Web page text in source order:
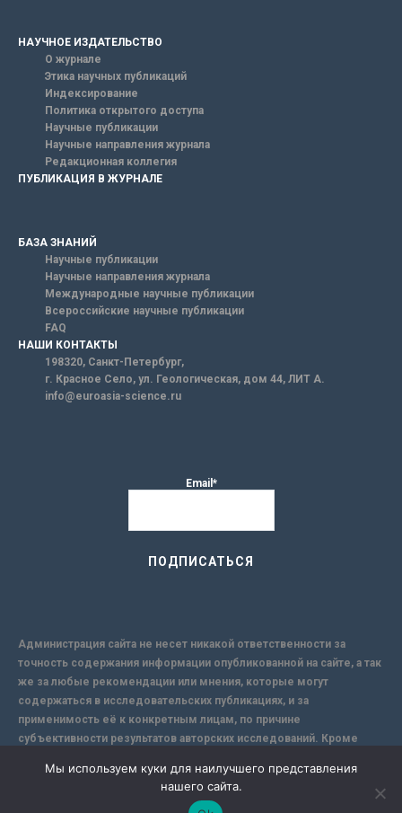
НАУЧНОЕ ИЗДАТЕЛЬСТВО
О журнале
Этика научных публикаций
Индексирование
Политика открытого доступа
Научные публикации
Научные направления журнала
Редакционная коллегия
ПУБЛИКАЦИЯ В ЖУРНАЛЕ
БАЗА ЗНАНИЙ
Научные публикации
Научные направления журнала
Международные научные публикации
Всероссийские научные публикации
FAQ
НАШИ КОНТАКТЫ
198320, Санкт-Петербург,
г. Красное Село, ул. Геологическая, дом 44, ЛИТ А.
info@euroasia-science.ru
Email*
Администрация сайта не несет никакой ответственности за
точность содержания информации опубликованной на сайте, а так
же за любые рекомендации или мнения, которые могут
содержаться в исследовательских публикациях, и за
применимость её к конкретным лицам, по причине
субъективности результатов авторских исследований. Кроме
надежной защиты информации, Сайт не несет ответственности за
информацию, присылаемую через интернет.
Мы используем куки для наилучшего представления
нашего сайта.